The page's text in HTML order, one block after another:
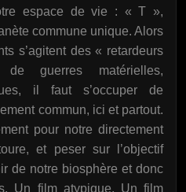
espace de vie : « T »,
commune unique. Alors
s’agitent des « retardeurs
guerres matérielles,
il faut s’occuper de
commun, ici et partout.
pour notre directement
et peser sur l’objectif
de notre biosphère et donc
Un film atypique. Un film